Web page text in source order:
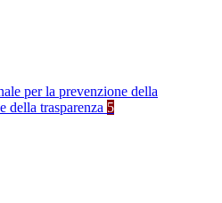
per la prevenzione della
della trasparenza 5